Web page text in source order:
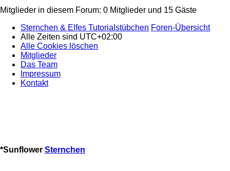
Mitglieder in diesem Forum: 0 Mitglieder und 15 Gäste
Sternchen & Elfes Tutorialstübchen Foren-Übersicht
Alle Zeiten sind UTC+02:00
Alle Cookies löschen
Mitglieder
Das Team
Impressum
Kontakt
*Sunflower Sternchen